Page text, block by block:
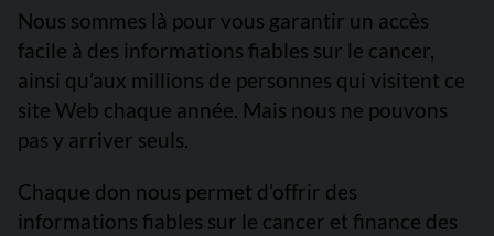
Nous sommes là pour vous garantir un accès
facile à des informations fiables sur le cancer,
ainsi qu’aux millions de personnes qui visitent ce
site Web chaque année. Mais nous ne pouvons
pas y arriver seuls.
Chaque don nous permet d’offrir des
informations fiables sur le cancer et finance des